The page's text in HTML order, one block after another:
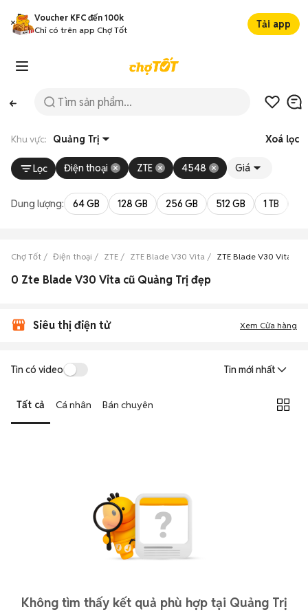
Voucher KFC đến 100k
Chỉ có trên app Chợ Tốt
Tải app
Khu vực: Quảng Trị Xoá lọc
Lọc Điện thoại ZTE 4548 Giá
Dung lượng: 64 GB 128 GB 256 GB 512 GB 1 TB
Chợ Tốt Điện thoại ZTE ZTE Blade V30 Vita ZTE Blade V30 Vita
0 Zte Blade V30 Vita cũ Quảng Trị đẹp
Siêu thị điện tử Xem Cửa hàng
Tin có video Tin mới nhất
Tất cả Cá nhân Bán chuyên
Không tìm thấy kết quả phù hợp tại Quảng Trị